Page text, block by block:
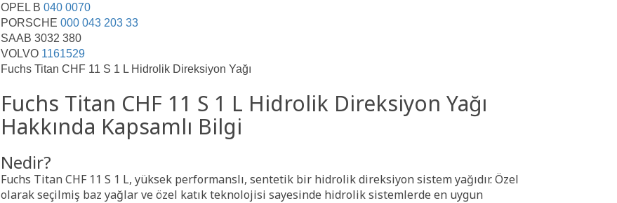
OPEL B 040 0070
PORSCHE 000 043 203 33
SAAB 3032 380
VOLVO 1161529
Fuchs Titan CHF 11 S 1 L Hidrolik Direksiyon Yağı
Fuchs Titan CHF 11 S 1 L Hidrolik Direksiyon Yağı
Hakkında Kapsamlı Bilgi
Nedir?
Fuchs Titan CHF 11 S 1 L, yüksek performanslı, sentetik bir hidrolik direksiyon sistem yağıdır. Özel
olarak seçilmiş baz yağlar ve özel katık teknolojisi sayesinde hidrolik sistemlerde en uygun